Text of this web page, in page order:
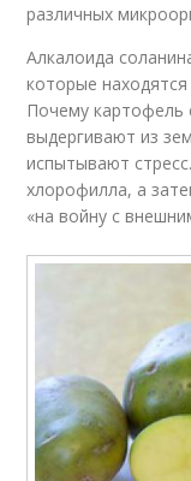
различных
Алкалоида
которые
Почему картофель
выдергивают из
испытывают
хлорофилла, а
«на войну с